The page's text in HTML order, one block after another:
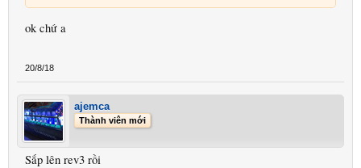
ok chứ a
20/8/18
ajemca
Thành viên mới
Sắp lên rev3 rồi